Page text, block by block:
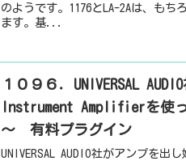
のようです。1176とLA-2Aは、もち
ます。基...
１０９６．UNIVERSAL
Instrument Amplifierを
～ 有料プラグイン
UNIVERSAL AUDIO社がアンプを出